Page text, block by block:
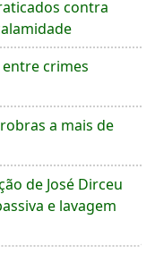
contra
crimes
a mais de
de José Dirceu
e lavagem